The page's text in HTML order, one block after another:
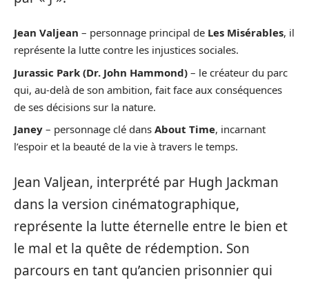
Jean Valjean – personnage principal de Les Misérables, il
représente la lutte contre les injustices sociales.
Jurassic Park (Dr. John Hammond) – le créateur du parc
qui, au-delà de son ambition, fait face aux conséquences
de ses décisions sur la nature.
Janey – personnage clé dans About Time, incarnant
l’espoir et la beauté de la vie à travers le temps.
Jean Valjean, interprété par Hugh Jackman
dans la version cinématographique,
représente la lutte éternelle entre le bien et
le mal et la quête de rédemption. Son
parcours en tant qu’ancien prisonnier qui